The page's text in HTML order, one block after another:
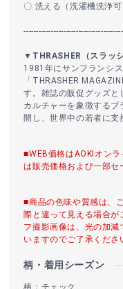
〇 洗える（洗濯機洗浄可
----------------------------------------
▼THRASHER（スラッシ
1981年にサンフランシ
「THRASHER
す。雑誌の販促グッズと
カルチャーを象徴する
開し、世界中の若者に支
■WEB価格はAOKIオン
は販売価格および一部セ
■商品の色味や質感は、
際と違って見える場合が
フ撮影画像は、光の加
いますのでご了承くださ
柄・着用シーズン